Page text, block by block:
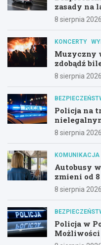
zasady na
8 sierpnia 2026
KONCERTY
Muzyczny
zdobądź
8 sierpnia 2026
Policja na
Hali Olivia
8 sierpnia 2026
KOMUNIKACJA
Autobusy
zmieni od
8 sierpnia 2026
Policja w
Możliwości